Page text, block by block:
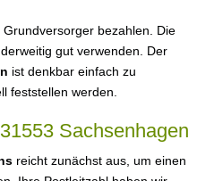
bezahlen. Die
gut verwenden. Der
ist denkbar einfach zu
feststellen werden.
Sachsenhagen
reicht zunächst aus, um einen